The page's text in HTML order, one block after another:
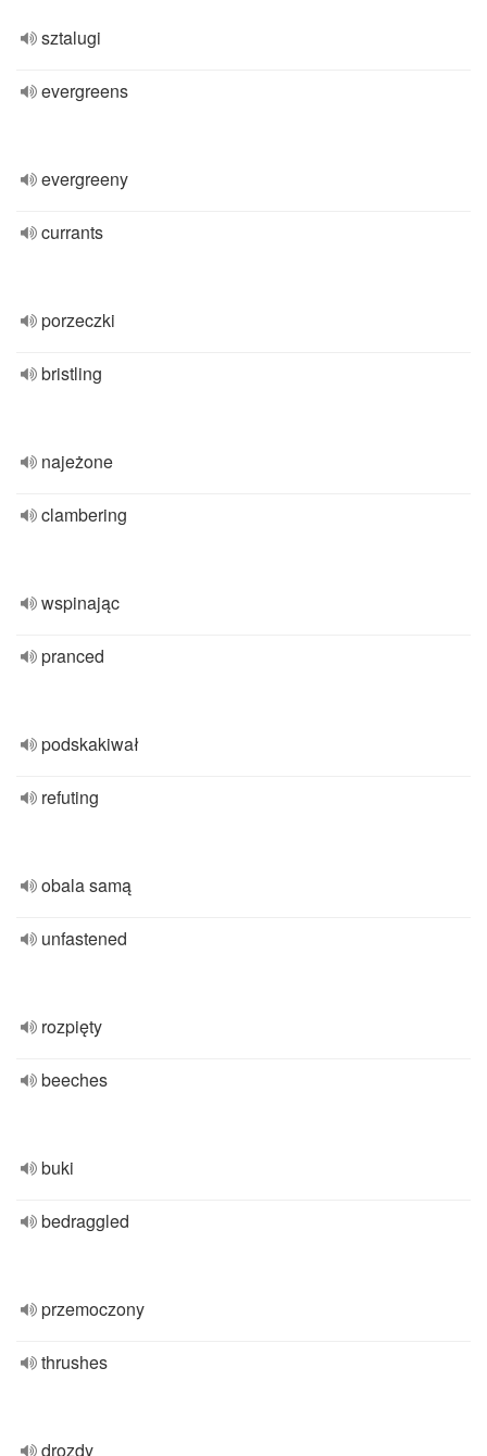
sztalugi
evergreens
evergreeny
currants
porzeczki
bristling
najeżone
clambering
wspinając
pranced
podskakiwał
refuting
obala samą
unfastened
rozpięty
beeches
buki
bedraggled
przemoczony
thrushes
drozdy